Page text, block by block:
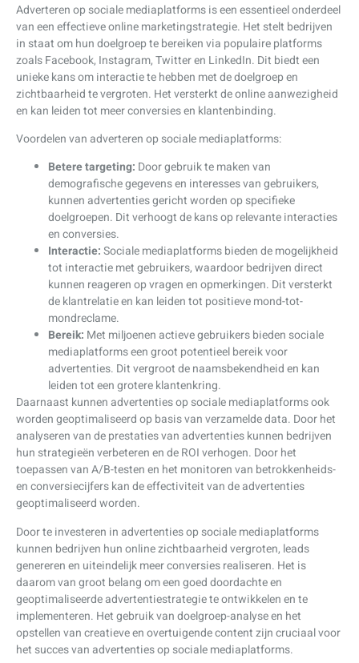
Adverteren op sociale mediaplatforms is een essentieel onderdeel
van een effectieve online marketingstrategie. Het stelt bedrijven
in staat om hun doelgroep te bereiken via populaire platforms
zoals Facebook, Instagram, Twitter en LinkedIn. Dit biedt een
unieke kans om interactie te hebben met de doelgroep en
zichtbaarheid te vergroten. Het versterkt de online aanwezigheid
en kan leiden tot meer conversies en klantenbinding.
Voordelen van adverteren op sociale mediaplatforms:
Betere targeting: Door gebruik te maken van
demografische gegevens en interesses van gebruikers,
kunnen advertenties gericht worden op specifieke
doelgroepen. Dit verhoogt de kans op relevante interacties
en conversies.
Interactie:Sociale mediaplatforms bieden de mogelijkheid
tot interactie met gebruikers, waardoor bedrijven direct
kunnen reageren op vragen en opmerkingen. Dit versterkt
de klantrelatie en kan leiden tot positieve mond-tot-
mondreclame.
Bereik: Met miljoenen actieve gebruikers bieden sociale
mediaplatforms een groot potentieel bereik voor
advertenties. Dit vergroot de naamsbekendheid en kan
leiden tot een grotere klantenkring.
Daarnaast kunnen advertenties op sociale mediaplatforms ook
worden geoptimaliseerd op basis van verzamelde data. Door het
analyseren van de prestaties van advertenties kunnen bedrijven
hun strategieën verbeteren en de ROI verhogen. Door het
toepassen van A/B-testen en het monitoren van betrokkenheids-
en conversiecijfers kan de effectiviteit van de advertenties
geoptimaliseerd worden.
Door te investeren in advertenties op sociale mediaplatforms
kunnen bedrijven hun online zichtbaarheid vergroten, leads
genereren en uiteindelijk meer conversies realiseren. Het is
daarom van groot belang om een goed doordachte en
geoptimaliseerde advertentiestrategie te ontwikkelen en te
implementeren. Het gebruik van doelgroep-analyse en het
opstellen van creatieve en overtuigende content zijn cruciaal voor
het succes van advertenties op sociale mediaplatforms.